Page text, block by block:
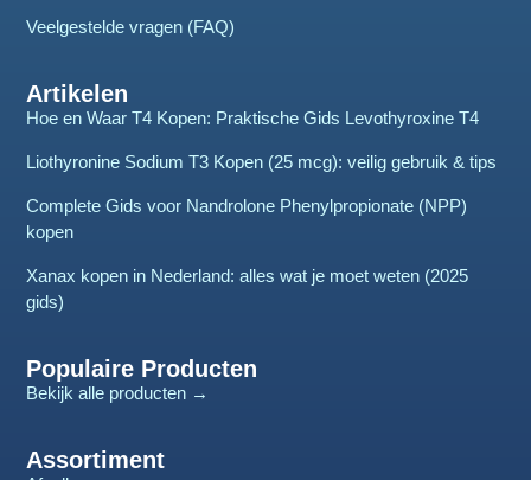
Veelgestelde vragen (FAQ)
Artikelen
Hoe en Waar T4 Kopen: Praktische Gids Levothyroxine T4
Liothyronine Sodium T3 Kopen (25 mcg): veilig gebruik & tips
Complete Gids voor Nandrolone Phenylpropionate (NPP)
kopen
Xanax kopen in Nederland: alles wat je moet weten (2025
gids)
Populaire Producten
Bekijk alle producten →
Assortiment